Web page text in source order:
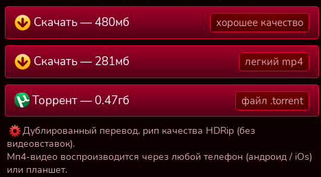
Скачать — 480мб хорошее качество
Скачать — 281мб легкий mp4
Торрент — 0.47гб файл .torrent
Дублированный перевод, рип качества HDRip (без
видеовставок).
Мп4-видео воспроизводится через любой телефон (андроид / iOs)
или планшет.